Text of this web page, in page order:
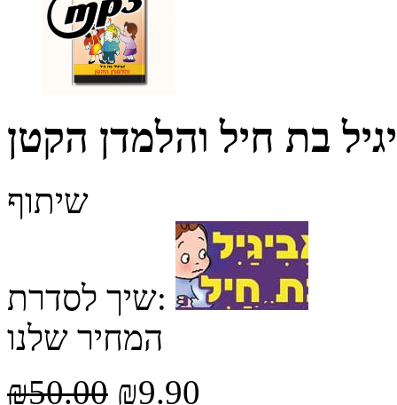
בת חיל והלמדן הקטן
שיתוף
שיך לסדרת:
המחיר שלנו
₪50.00 ₪9.90